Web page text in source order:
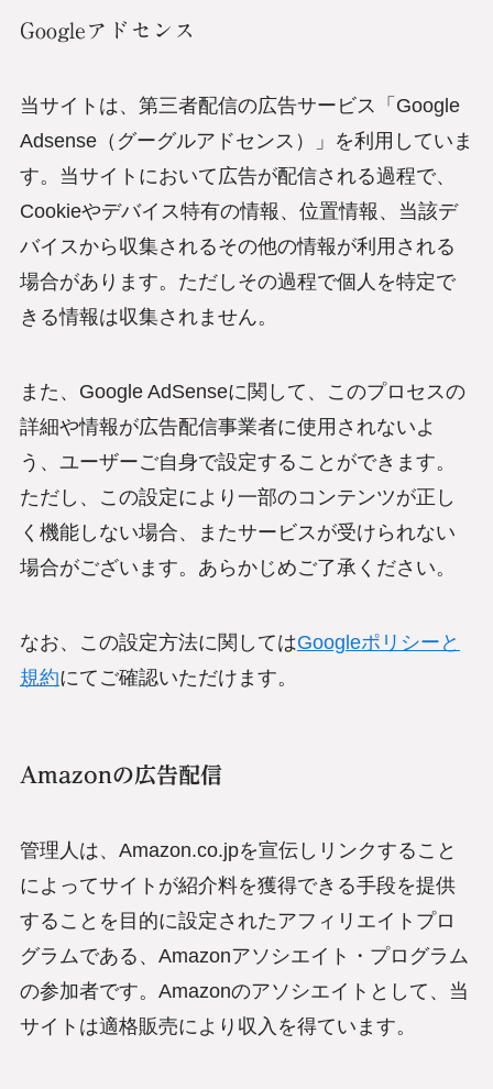
Googleアドセンス
当サイトは、第三者配信の広告サービス「Google
Adsense（グーグルアドセンス）」を利用していま
す。当サイトにおいて広告が配信される過程で、
Cookieやデバイス特有の情報、位置情報、当該デ
バイスから収集されるその他の情報が利用される
場合があります。ただしその過程で個人を特定で
きる情報は収集されません。
また、Google AdSenseに関して、このプロセスの
詳細や情報が広告配信事業者に使用されないよ
う、ユーザーご自身で設定することができます。
ただし、この設定により一部のコンテンツが正し
く機能しない場合、またサービスが受けられない
場合がございます。あらかじめご了承ください。
なお、この設定方法に関してはGoogleポリシーと
規約にてご確認いただけます。
Amazonの広告配信
管理人は、Amazon.co.jpを宣伝しリンクすること
によってサイトが紹介料を獲得できる手段を提供
することを目的に設定されたアフィリエイトプロ
グラムである、Amazonアソシエイト・プログラム
の参加者です。Amazonのアソシエイトとして、当
サイトは適格販売により収入を得ています。